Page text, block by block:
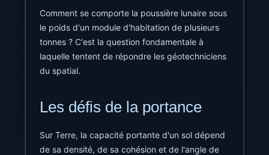
Comment se comporte la poussière lunaire sous
le poids d'un module d'habitation de plusieurs
tonnes ? C'est la question fondamentale à
laquelle tentent de répondre les géotechniciens
du spatial.
Les défis de la portance
Sur Terre, la capacité portante d'un sol dépend
de sa densité, de sa cohésion et de l'angle de